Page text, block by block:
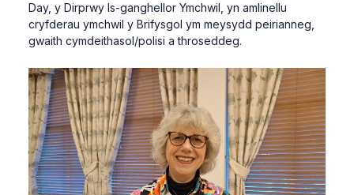
Day, y Dirprwy Is-ganghellor Ymchwil, yn amlinellu
cryfderau ymchwil y Brifysgol ym meysydd peirianneg,
gwaith cymdeithasol/polisi a throseddeg.